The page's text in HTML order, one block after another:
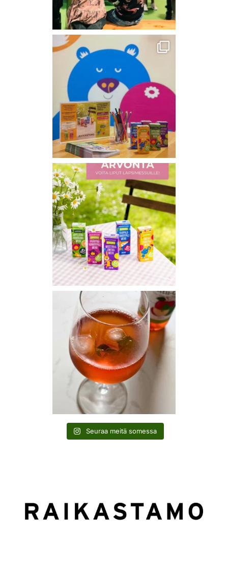
Seuraa meitä somessa